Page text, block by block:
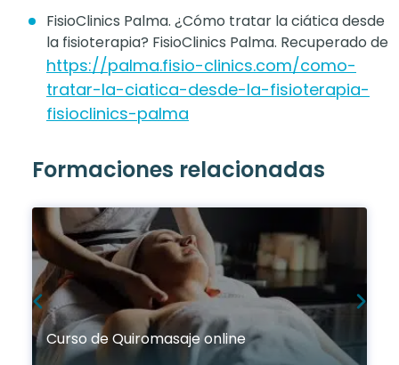
FisioClinics Palma. ¿Cómo tratar la ciática desde
la fisioterapia? FisioClinics Palma. Recuperado de
https://palma.fisio-clinics.com/como-
tratar-la-ciatica-desde-la-fisioterapia-
fisioclinics-palma
Formaciones relacionadas
Curso de Quiromasaje online